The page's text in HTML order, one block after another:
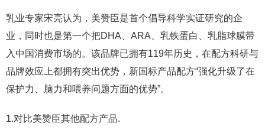
乳业专家宋亮认为，美赞臣是首个倡导科学实证研究的企
业，同时也是第一个把DHA、ARA、乳铁蛋白、乳脂球膜带
入中国消费市场的。该品牌已拥有119年历史，在配方科研与
品牌效应上都拥有突出优势，新国标产品配方“强化升级了在
保护力、脑力和喂养问题方面的优势”。
1.对比美赞臣其他配方产品.